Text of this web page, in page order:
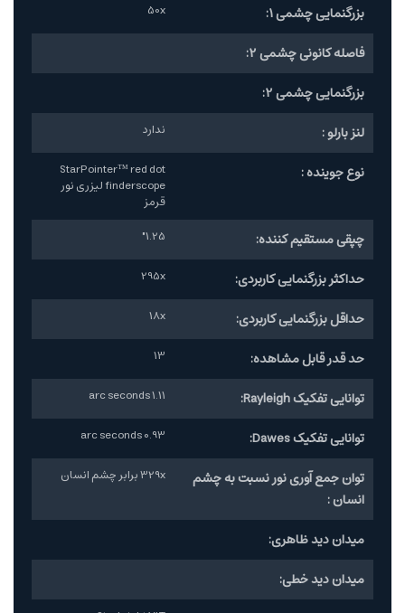
بزرگنمایی چشمی 1: 50x
فاصله کانونی چشمی 2:
بزرگنمایی چشمی 2:
لنز بارلو :
ندارد
نوع جوینده :
StarPointer™ red dot
finderscope لیزری نور
قرمز
چپقی مستقیم کننده: 1.25"
حداکثر بزرگنمایی کاربردی: 295x
حداقل بزرگنمایی کاربردی: 18x
حد قدر قابل مشاهده: 13
توانایی تفکیک Rayleigh: 1.11 arc seconds
توانایی تفکیک Dawes: 0.93 arc seconds
توان جمع آوری نور نسبت به چشم
انسان :
329x برابر چشم انسان
میدان دید ظاهری:
میدان دید خطی: